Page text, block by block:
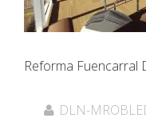
Reforma Fuencarral
DLN-